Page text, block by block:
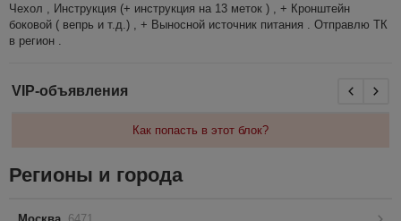
Чехол , Инструкция (+ инструкция на 13 меток ) , + Кронштейн
боковой ( вепрь и т.д.) , + Выносной источник питания . Отправлю ТК
в регион .
VIP-объявления
Как попасть в этот блок?
Регионы и города